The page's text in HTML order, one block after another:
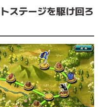
ステージを駆け回ろ